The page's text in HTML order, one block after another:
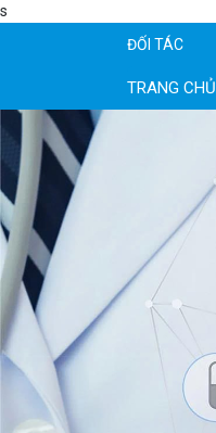
s
ĐỐI TÁC
TRANG CHỦ